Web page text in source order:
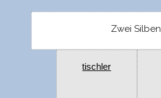
Zwei
tischler